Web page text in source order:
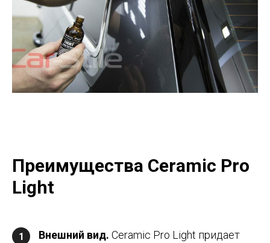
Преимущества Ceramic Pro
Light
1 Внешний вид. Ceramic Pro Light придает